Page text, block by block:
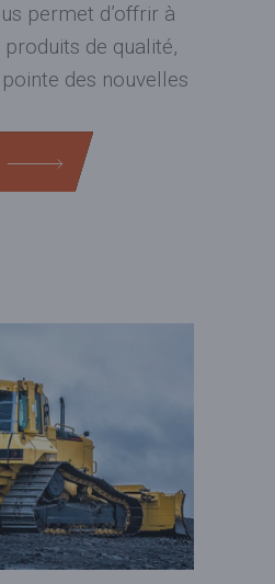
permet d’offrir à
de qualité,
des nouvelles